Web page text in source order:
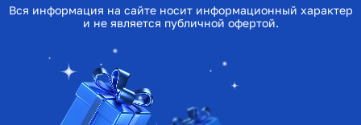
Вся информация на сайте носит информационный характер
и не является публичной офертой.